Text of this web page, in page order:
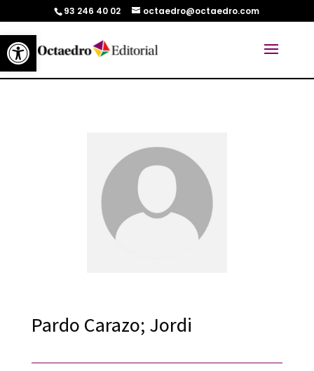
Abrir barra de herramientas
93 246 40 02 octaedro@octaedro.com
Pardo Carazo; Jordi